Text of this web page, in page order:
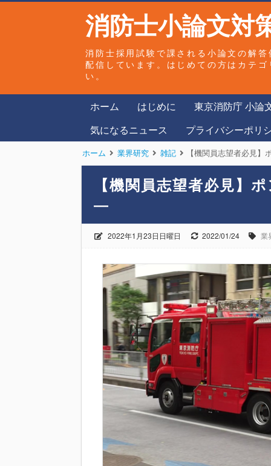
消防士小論文対
消防士採用試験で課される小論文の解
配信しています。はじめての方はカテ
い。
ホーム はじめに
東京消防庁 小論
気になるニュース
プライバシーポリ
ホーム 業界研究 雑記 【機関員志望者必見
【機関員志望者必見】
―
2022年1月23日日曜日 2022/01/24 業